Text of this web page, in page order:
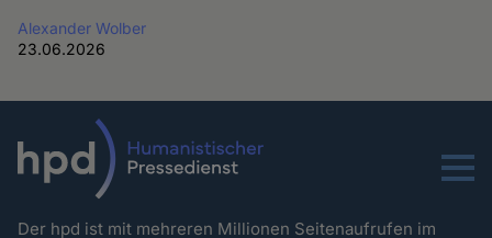
Alexander Wolber
23.06.2026
Menu
Der hpd ist mit mehreren Millionen Seitenaufrufen im